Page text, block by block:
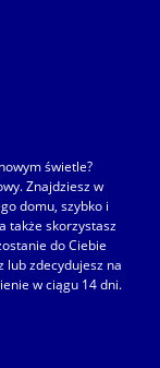
świetle?
Znajdziesz w
domu, szybko i
także skorzystasz
do Ciebie
lub zdecydujesz na
w ciągu 14 dni.